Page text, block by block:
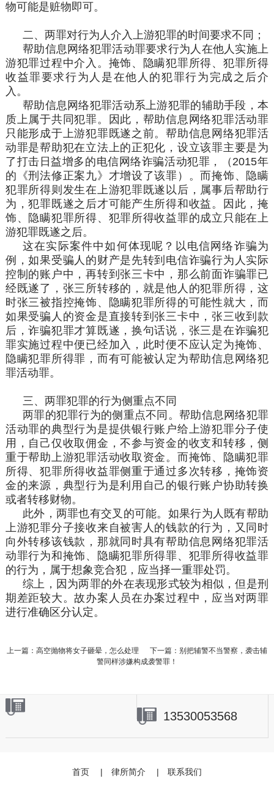
物可能是赃物即可。
二、两罪对行为人介入上游犯罪的时间要求不同；
帮助信息网络犯罪活动罪要求行为人在他人实施上
游犯罪过程中介入。掩饰、隐瞒犯罪所得、犯罪所得
收益罪要求行为人是在他人的犯罪行为完成之后介
入。
帮助信息网络犯罪活动系上游犯罪的辅助手段，本
质上属于共同犯罪。因此，帮助信息网络犯罪活动罪
只能形成于上游犯罪既遂之前。帮助信息网络犯罪活
动罪是帮助犯在立法上的正犯化，设立该罪主要是为
了打击日益增多的电信网络诈骗活动犯罪，（2015年
的《刑法修正案九》才增设了该罪）。而掩饰、隐瞒
犯罪所得则发生在上游犯罪既遂以后，属事后帮助行
为，犯罪既遂之后才可能产生所得和收益。因此，掩
饰、隐瞒犯罪所得、犯罪所得收益罪的成立只能在上
游犯罪既遂之后。
这在实际案件中如何体现呢？以电信网络诈骗为
例，如果受骗人的财产是先转到电信诈骗行为人实际
控制的账户中，再转到张三卡中，那么前面诈骗罪已
经既遂了，张三所转移的，就是他人的犯罪所得，这
时张三被指控掩饰、隐瞒犯罪所得的可能性就大，而
如果受骗人的资金是直接转到张三卡中，张三收到款
后，诈骗犯罪才算既遂，换句话说，张三是在诈骗犯
罪实施过程中便已经加入，此时便不应认定为掩饰、
隐瞒犯罪所得罪，而有可能被认定为帮助信息网络犯
罪活动罪。
三、两罪犯罪的行为侧重点不同
两罪的犯罪行为的侧重点不同。帮助信息网络犯罪
活动罪的典型行为是提供银行账户给上游犯罪分子使
用，自己仅收取佣金，不参与资金的收支和转移，侧
重于帮助上游犯罪活动收取资金。而掩饰、隐瞒犯罪
所得、犯罪所得收益罪侧重于通过多次转移，掩饰资
金的来源，典型行为是利用自己的银行账户协助转换
或者转移财物。
此外，两罪也有交叉的可能。如果行为人既有帮助
上游犯罪分子接收来自被害人的钱款的行为，又同时
向外转移该钱款，那就同时具有帮助信息网络犯罪活
动罪行为和掩饰、隐瞒犯罪所得罪、犯罪所得收益罪
的行为，属于想象竞合犯，应当择一重罪处罚。
综上，因为两罪的外在表现形式较为相似，但是刑
期差距较大。故办案人员在办案过程中，应当对两罪
进行准确区分认定。
上一篇：高空抛物将女子砸晕，怎么处理
下一篇：别把辅警不当警察，袭击辅
警同样涉嫌构成袭警罪！
13530053568
首页 | 律所简介 | 联系我们